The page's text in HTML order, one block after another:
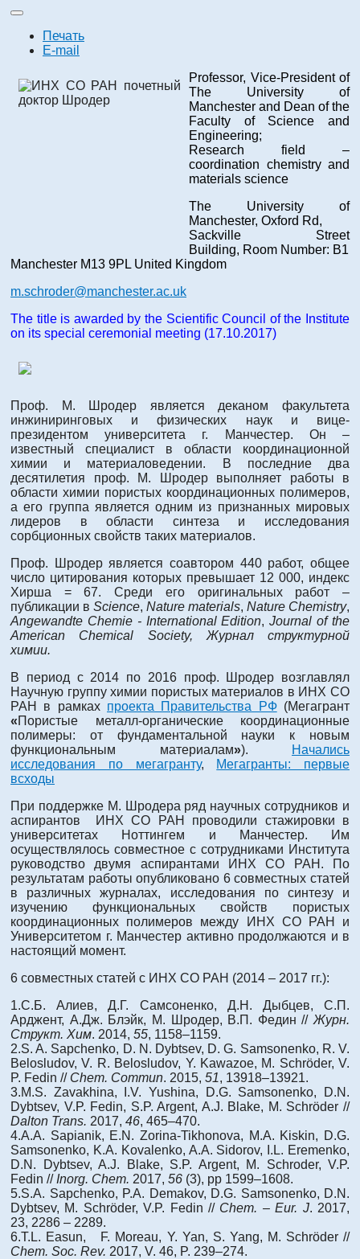
Печать
E-mail
Professor, Vice-President of
The University of
Manchester and Dean of the
Faculty of Science and
Engineering;
Research field –
coordination chemistry and
materials science
The University of
Manchester, Oxford Rd,
Sackville Street
Building, Room Number: B1
Manchester M13 9PL United Kingdom
m.schroder@manchester.ac.uk
The title is awarded by the Scientific Council of the Institute
on its special ceremonial meeting (17.10.2017)
Проф. М. Шродер является деканом факультета
инжиниринговых и физических наук и вице-
президентом университета г. Манчестер. Он –
известный специалист в области координационной
химии и материаловедении. В последние два
десятилетия проф. М. Шродер выполняет работы в
области химии пористых координационных полимеров,
а его группа является одним из признанных мировых
лидеров в области синтеза и исследования
сорбционных свойств таких материалов.
Проф. Шродер является соавтором 440 работ, общее
число цитирования которых превышает 12 000, индекс
Хирша = 67. Среди его оригинальных работ –
публикации в Science, Nature materials, Nature Chemistry,
Angewandte Chemie - International Edition,Journal of the
American Chemical Society­, Журнал структурной
химии.
В период с 2014 по 2016 проф. Шродер возглавлял
Научную группу химии пористых материалов в ИНХ СО
РАН в рамках проекта Правительства РФ(Мегагрант
«Пористые металл-органические координационные
полимеры: от фундаментальной науки к новым
функциональным материалам»).
Начались
исследования по мегагранту,
Мегагранты: первые
всходы
При поддержке М. Шродера ряд научных сотрудников и
аспирантов ИНХ СО РАН проводили стажировки в
университетах Ноттингем и Манчестер. Им
осуществлялось совместное с сотрудниками Института
руководство двумя аспирантами ИНХ СО РАН. По
результатам работы опубликовано 6 совместных статей
в различных журналах, исследования по синтезу и
изучению функциональных свойств пористых
координационных полимеров между ИНХ СО РАН и
Университетом г. Манчестер активно продолжаются и в
настоящий момент.
6 совместных статей с ИНХ СО РАН (2014 – 2017 гг.):
1.С.Б. Алиев, Д.Г. Самсоненко, Д.Н. Дыбцев, С.П.
Арджент, А.Дж. Блэйк, М. Шродер, В.П. Федин // Журн.
Структ. Хим. 2014, 55, 1158–1159.
2.S. A. Sapchenko, D. N. Dybtsev, D. G. Samsonenko, R. V.
Belosludov, V. R. Belosludov, Y. Kawazoe, M. Schröder, V.
P. Fedin // Сhem. Commun. 2015, 51, 13918–13921.
3.M.S. Zavakhina, I.V. Yushina, D.G. Samsonenko, D.N.
Dybtsev, V.P. Fedin, S.P. Argent, A.J. Blake, M. Schröder //
Dalton Trans. 2017, 46, 465–470.
4.A.A. Sapianik, E.N. Zorina-Tikhonova, M.A. Kiskin, D.G.
Samsonenko, K.A. Kovalenko, A.A. Sidorov, I.L. Eremenko,
D.N. Dybtsev, A.J. Blake, S.P. Argent, M. Schroder, V.P.
Fedin // Inorg. Chem. 2017, 56 (3), pp 1599–1608.
5.S.A. Sapchenko, P.A. Demakov, D.G. Samsonenko, D.N.
Dybtsev, M. Schröder, V.P. Fedin // Chem. – Eur. J. 2017,
23, 2286 – 2289.
6.T.L. Easun, F. Moreau, Y. Yan, S. Yang, M. Schröder //
Chem. Soc. Rev. 2017, V. 46, P. 239–274.